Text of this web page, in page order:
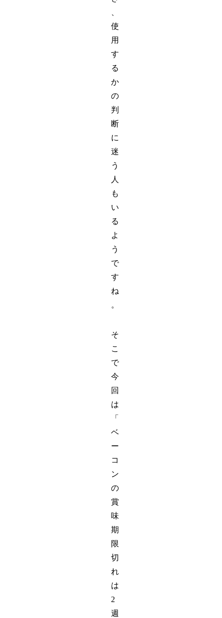
使
用
す
る
か
の
判
断
に
迷
う
人
も
い
る
よ
う
で
す
ね
。
そ
こ
で
今
回
は
「
ベ
ー
コ
ン
の
賞
味
期
限
切
れ
は
2
週